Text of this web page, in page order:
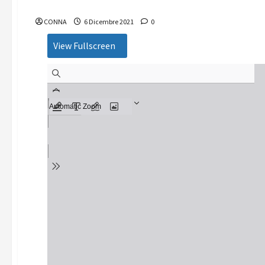
CONNA 6 Dicembre 2021 0
View Fullscreen